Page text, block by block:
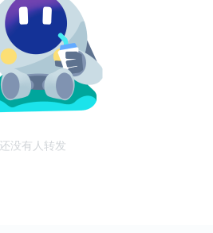
还没有人转发